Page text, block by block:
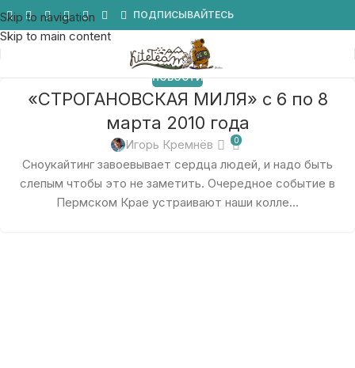
Skip to navigation
Skip to main content
ПОДПИСЫВАЙТЕСЬ
НОВОСТИ
«СТРОГАНОВСКАЯ МИЛЯ» с 6 по 8
марта 2010 года
Игорь Кремнёв 0
Сноукайтинг завоевывает сердца людей, и надо быть
слепым чтобы это не заметить. Очередное событие в
Пермском Крае устраивают наши колле...